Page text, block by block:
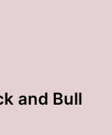
and Bull